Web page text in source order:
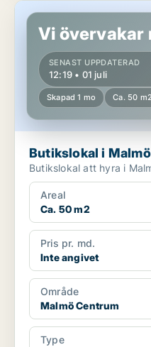
Butikslokal i Malmö Centrum
Vi övervakar
SENAST UPPDATERAD
12:19 • 01 juli
Skapad 1 mo Ca. 50 m2
Butikslokal i
Butikslokal att hyra i
Areal
Ca. 50 m2
Pris pr. md.
Inte angivet
Område
Malmö Centrum
Type